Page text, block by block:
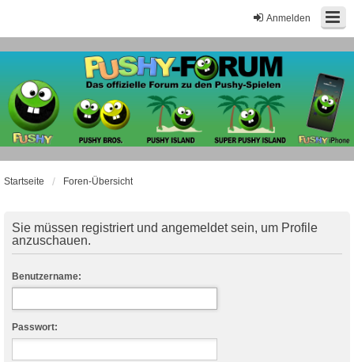
Anmelden
Startseite Foren-Übersicht
Sie müssen registriert und angemeldet sein, um Profile
anzuschauen.
Benutzername:
Passwort: